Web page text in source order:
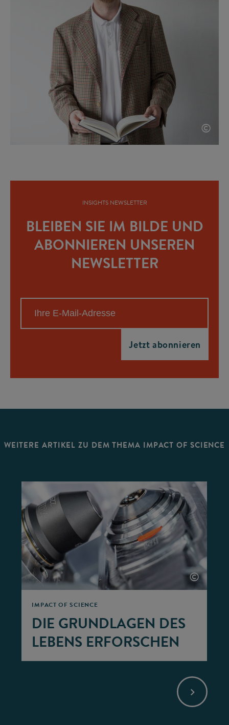
©
INSIGHTS NEWSLETTER
BLEIBEN SIE IM BILDE UND
ABONNIEREN UNSEREN
NEWSLETTER
WEITERE ARTIKEL ZU DEM THEMA IMPACT OF SCIENCE
IMPACT OF SCIENCE
DIE GRUNDLAGEN DES
LEBENS ERFORSCHEN
©